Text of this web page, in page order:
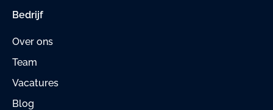
Bedrijf
Over ons
Team
Vacatures
Blog